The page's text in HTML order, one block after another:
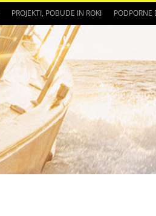
PROJEKTI, POBUDE IN ROKI PODPORNE